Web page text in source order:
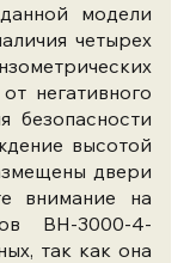
модели
четырех
негативного
безопасности
высотой
двери
внимание на
ВН-3000-4-
так как она